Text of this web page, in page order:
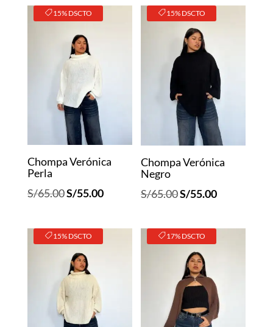
últimos
15% DSCTO
Chompa Verónica
Perla
S/65.00El
original
era:
S/65.00.
S/55.00El
actual
es:
15% DSCTO
Chompa Verónica
Negro
S/65.00El
original
era:
S/65.00.
S/55.00El
actual
15% DSCTO 17% DSCTO